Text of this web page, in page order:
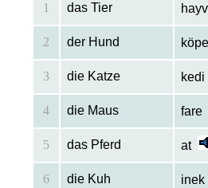
1 das Tier
2 der Hund
3 die Katze kedi
4 die Maus fare
5 das Pferd at
6 die Kuh inek